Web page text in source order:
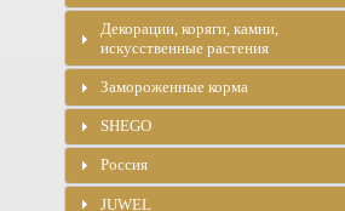
Декорации, коряги, камни,
искусственные растения
Замороженные корма
SHEGO
Россия
JUWEL